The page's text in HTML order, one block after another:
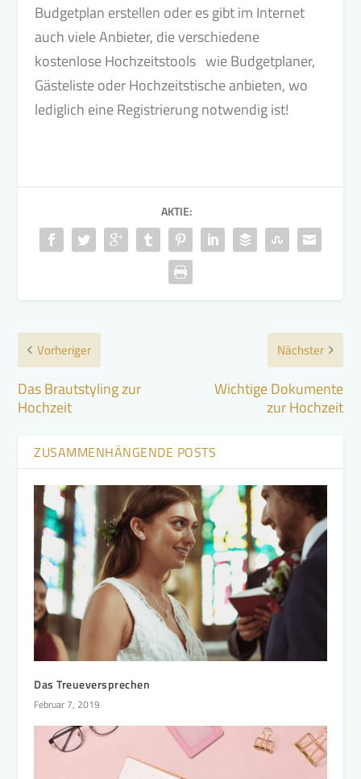
Budgetplan erstellen oder es gibt im Internet
auch viele Anbieter, die verschiedene
kostenlose Hochzeitstools wie Budgetplaner,
Gästeliste oder Hochzeitstische anbieten, wo
lediglich eine Registrierung notwendig ist!
AKTIE:
Vorheriger
Das Brautstyling zur
Hochzeit
Nächster
Wichtige Dokumente
zur Hochzeit
ZUSAMMENHÄNGENDE POSTS
Das Treueversprechen
Februar 7, 2019